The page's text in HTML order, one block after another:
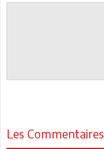
Les Commentaires